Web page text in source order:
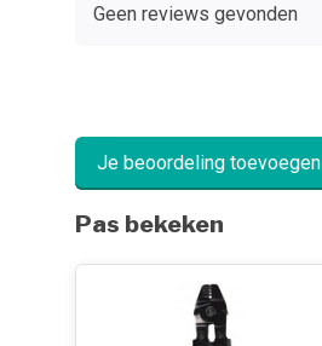
Geen reviews gevonden
Je beoordeling toevoegen
Pas bekeken